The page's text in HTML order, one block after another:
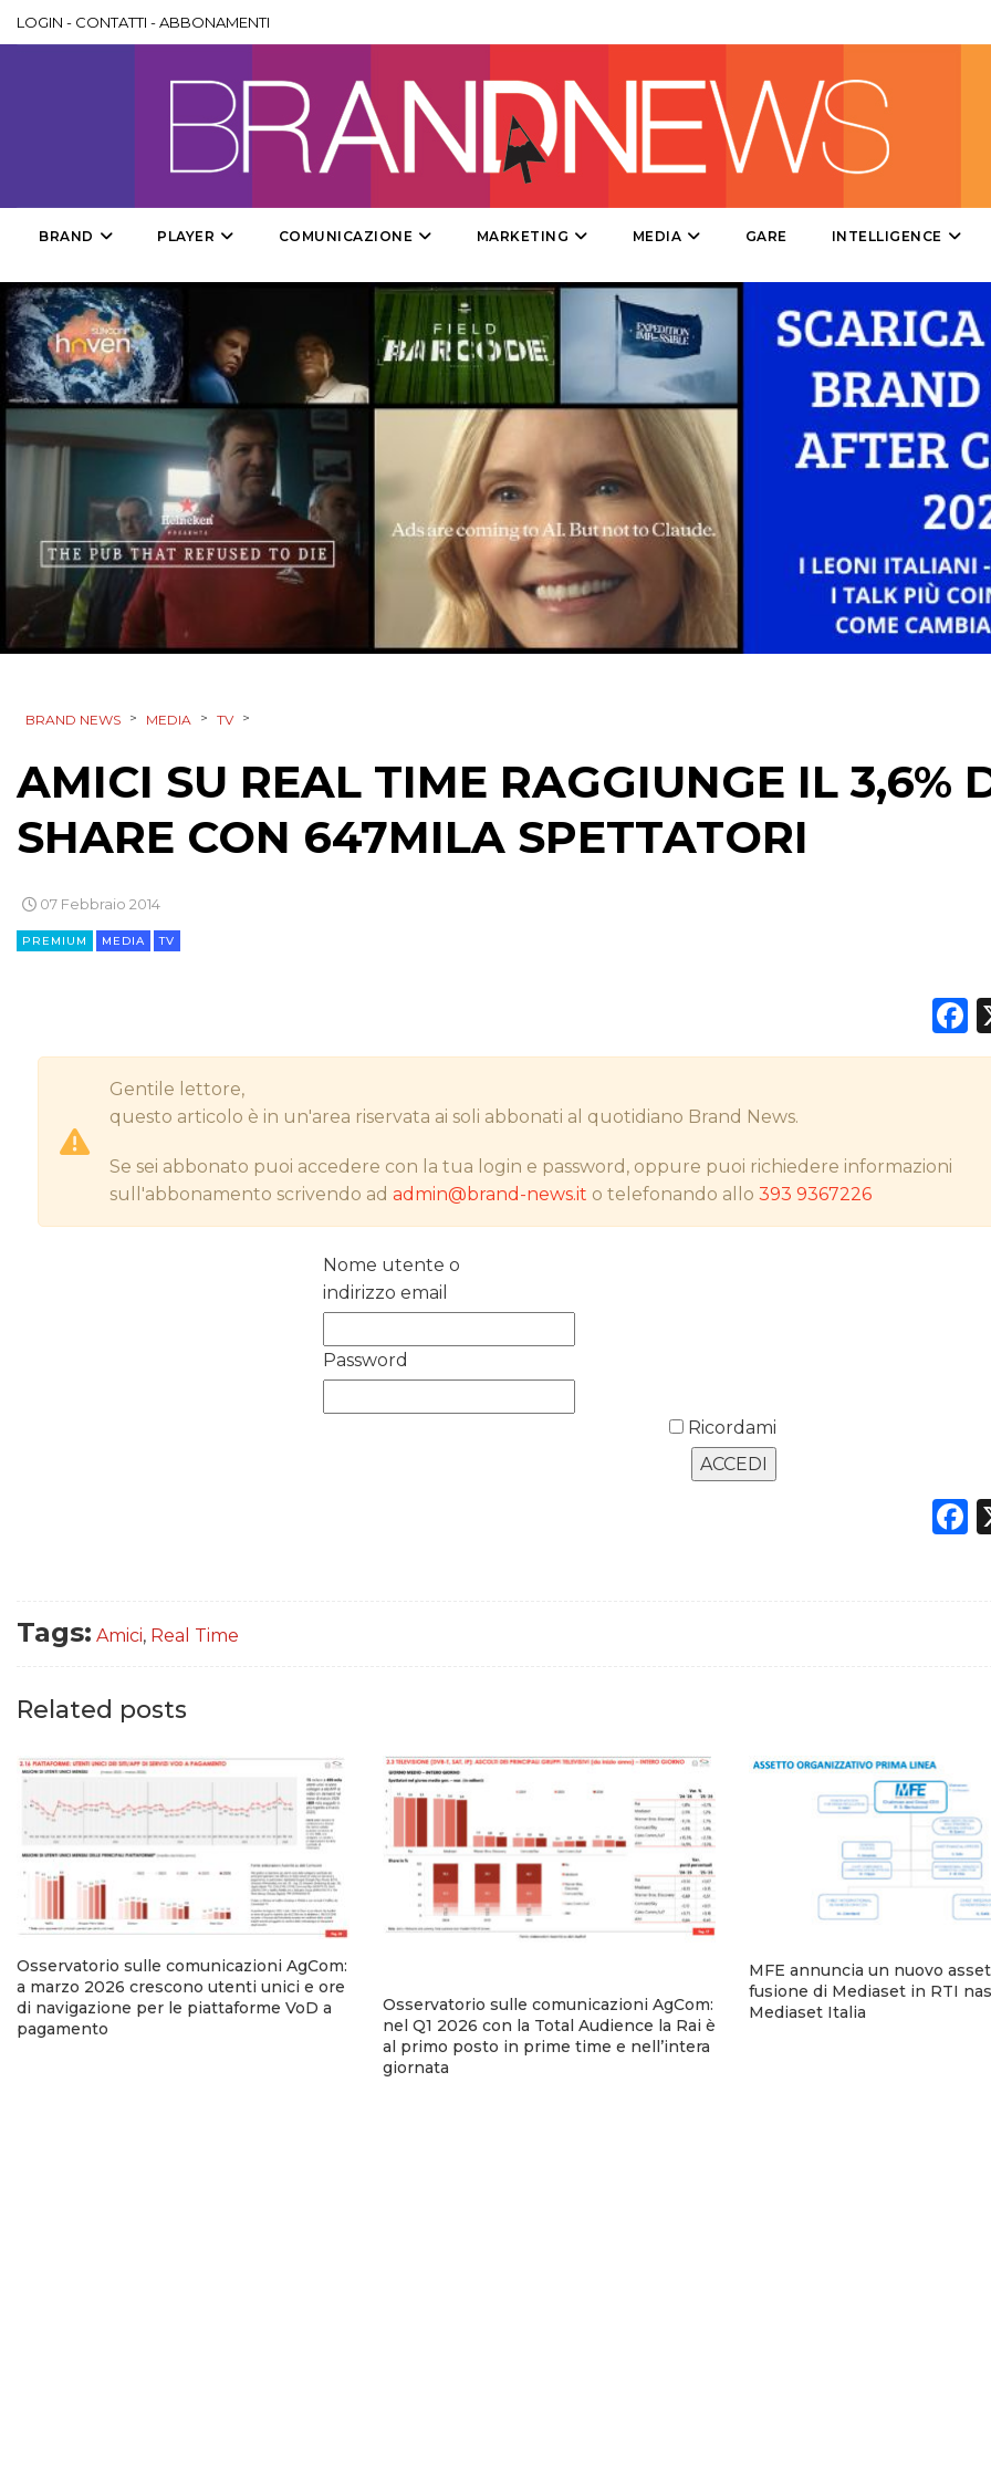
DESIGN
PUNTI VENDITA
CSR
STRATEGIE
CINEMA
PREVISIONI/SCENARI
LOGIN - CONTATTI -ABBONAMENTI
BRAND PLAYER COMUNICAZIONE MARKETING MEDIA GARE INTELLIGENCE
BRAND NEWS > MEDIA > TV >
AMICI SU REAL TIME RAGGIUNGE IL 3,6%
SHARE CON 647MILA SPETTATORI
07 Febbraio 2014
PREMIUM MEDIA TV
Gentile lettore,
questo articolo è in un'area riservata ai soli abbonati al quotidiano Brand News.
Se sei abbonato puoi accedere con la tua login e password, oppure puoi richiedere informazioni
sull'abbonamento scrivendo adadmin@brand-news.it o telefonando allo393 9367226
Nome utente o
indirizzo email
Password
Ricordami
Tags: Amici, Real Time
Related posts
Osservatorio sulle comunicazioni AgCom:
a marzo 2026 crescono utenti unici e ore
di navigazione per le piattaforme VoD a
pagamento
Osservatorio sulle comunicazioni AgCom:
nel Q1 2026 con la Total Audience la Rai è
al primo posto in prime time e nell’intera
giornata
MFE annuncia un nuovo
fusione di Mediaset in RTI
Mediaset Italia